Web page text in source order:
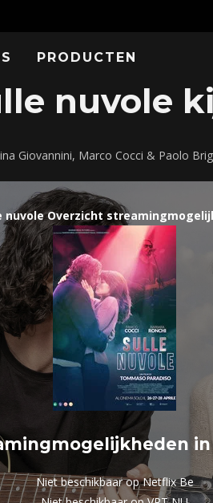
PRODUCTEN
nuvole
Giovannini, Marco Cocci & Paolo
nuvole Overzicht
Niet beschikbaar op Netflix Be